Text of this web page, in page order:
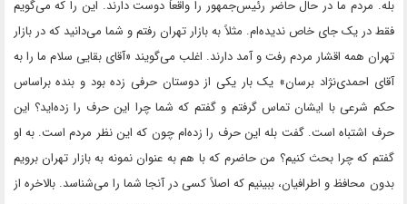
بله. مردم ما در حال حاضر رئیس‌جمهور را واقعاً دوست دارند. این را که می‌گویم
فقط در یک جای خاص ندیده‌ام. مثلاً به بازار تهران رفتم و شما می‌دانید که در بازار
تهران همه اقشار مردم رفت و آمد دارند. اغلب می‌گویند «آقای بقایی سلام ما را به
آقای احمدی‌نژاد برسان» یک بار یکی از دوستان حرفی زده بود و بنده براساس
حکم شرعی با ایشان تماس گرفتم و گفتم که شما چرا این حرف را زده‌اید؟ این
حرف اشتباه است. گفت بله این حرف را زده‌ام چون که این نظر مردم است. به او
گفتم که چرا بحث کنیم؟ من حاضرم که با هم به عنوان نمونه به بازار تهران برویم
بدون محافظ و اطرافیان، ببینیم که اصلاً کسی در آنجا شما را می‌شناسد. بالاخره از